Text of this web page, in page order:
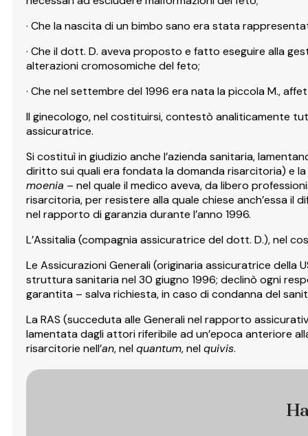
· Che la nascita di un bimbo sano era stata
· Che il dott. D. aveva proposto e fatto eseguire alla
alterazioni cromosomiche del feto;
· Che nel settembre del 1996 era nata la piccola M.,
Il ginecologo, nel costituirsi, contestò analiticamente
assicuratrice.
Si costituì in giudizio anche l’azienda sanitaria,
diritto sui quali era fondata la domanda risarcitoria) e
moenia – nel quale il medico aveva, da libero
risarcitoria, per resistere alla quale chiese anch’essa il
nel rapporto di garanzia durante l’anno 1996.
L’Assitalia (compagnia assicuratrice del dott. D.), nel
Le Assicurazioni Generali (originaria assicuratrice della
struttura sanitaria nel 30 giugno 1996; declinò ogni
garantita – salva richiesta, in caso di condanna del
La RAS (succeduta alle Generali nel rapporto
lamentata dagli attori riferibile ad un’epoca anteriore
risarcitorie nell’an, nelquantum, nelquivis.